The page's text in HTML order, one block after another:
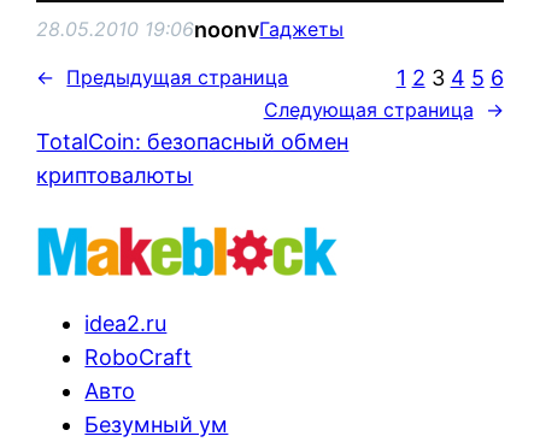
28.05.2010 19:06noonvГаджеты
← Предыдущая страница 1 2 3 4 5 6
Следующая страница →
TotalCoin: безопасный обмен
криптовалюты
idea2.ru
RoboCraft
Авто
Безумный ум